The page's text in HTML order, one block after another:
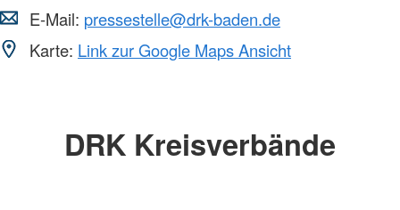
E-Mail: pressestelle@drk-baden.de
Karte: Link zur Google Maps Ansicht
DRK Kreisverbände